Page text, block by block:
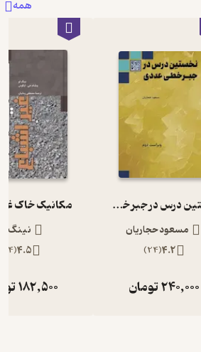
همه
نخستین درس در جبر خطی عددی
مسعود حجاریان
4.2
(
24
)
240,000تومان
مکانیک خاک
نینگ
4.5
(
4
182,500